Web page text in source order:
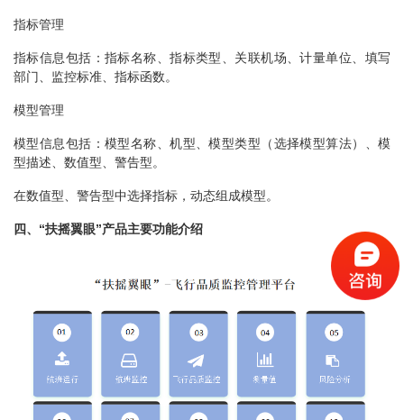
指标管理
指标信息包括：指标名称、指标类型、关联机场、计量单位、填写
部门、监控标准、指标函数。
模型管理
模型信息包括：模型名称、机型、模型类型（选择模型算法）、模
型描述、数值型、警告型。
在数值型、警告型中选择指标，动态组成模型。
四、“扶摇翼眼”产品主要功能介绍